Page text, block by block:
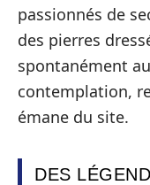
passionnés de
des pierres
spontanément
contemplation,
émane du site.
DES